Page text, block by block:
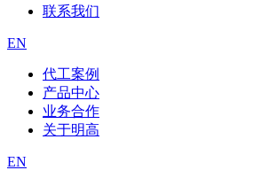
联系我们
EN
代工案例
产品中心
业务合作
关于明高
EN